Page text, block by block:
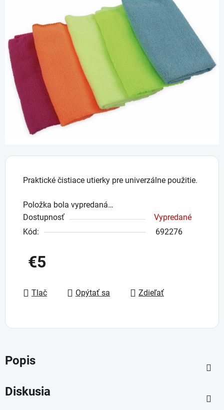
Praktické čistiace utierky pre univerzálne použitie.
Položka bola vypredaná…
Dostupnosť
Vypredané
Kód:
692276
€5
Tlač
Opýtať sa Zdieľať
5
hviezdičiek.
Popis
Diskusia